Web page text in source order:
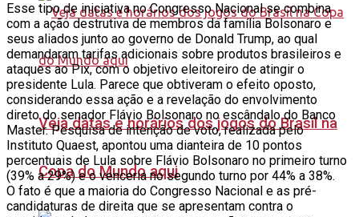
Veja datas e horários dos jogos do Brasil na
Copa do Mundo aqui
Esse tipo de iniciativa no Congresso Nacional se combina
com a ação destrutiva de membros da família Bolsonaro e
seus aliados junto ao governo de Donald Trump, ao qual
demandaram tarifas adicionais sobre produtos brasileiros e
ataques ao Pix, com o objetivo eleitoreiro de atingir o
presidente Lula. Parece que obtiveram o efeito oposto,
considerando essa ação e a revelação do envolvimento
direto do senador Flávio Bolsonaro no escândalo do Banco
Master. Pesquisa de intenção de voto, realizada pelo
Instituto Quaest, apontou uma dianteira de 10 pontos
percentuais de Lula sobre Flávio Bolsonaro no primeiro turno
(39% a 29%) e o venceria no segundo turno por 44% a 38%.
O fato é que a maioria do Congresso Nacional e as pré-
candidaturas de direita que se apresentam contra o